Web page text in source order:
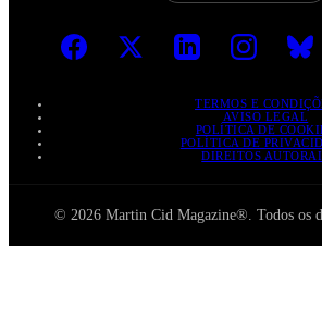
TERMOS E
AVISO LEGAL
POLÍTICA DE
POLÍTICA DE
DIREITOS
© 2026 Martin Cid Magazine®. Todos os